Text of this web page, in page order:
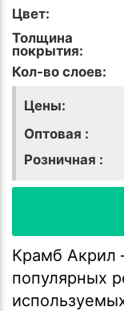
Цвет:
Толщина
покрытия:
Кол-во слоев:
Цены:
Оптовая :
Розничная :
Крамб Акрил
популярных